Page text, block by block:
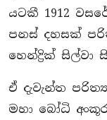
යටකී 1912
පනස් දහසක්
හෙන්ද්‍රික් සිල්වා
ඒ දැවැන්ත
මහා බෝධි